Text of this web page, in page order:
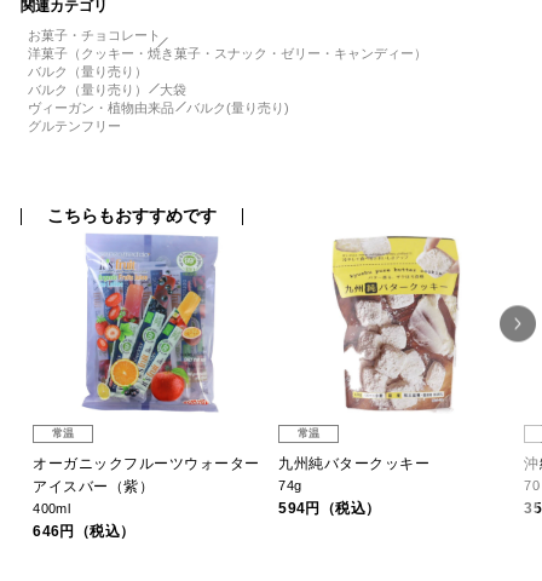
関連カテゴリ
お菓子・チョコレート
洋菓子（クッキー・焼き菓子・スナック・ゼリー・キャンディー）
バルク（量り売り）
バルク（量り売り）
大袋
ヴィーガン・植物由来品
バルク(量り売り)
グルテンフリー
こちらもおすすめです
常温
オーガニックフルーツウォーター
アイスバー（紫）
400ml
646円（税込）
常温
九州純バタークッキー
74g
594円（税込）
70